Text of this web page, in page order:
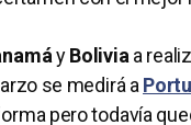
yBolivia a
se medirá a
pero todavía